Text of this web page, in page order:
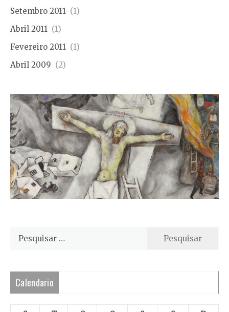
Setembro 2011 (1)
Abril 2011 (1)
Fevereiro 2011 (1)
Abril 2009 (2)
Pesquisar
Calendario